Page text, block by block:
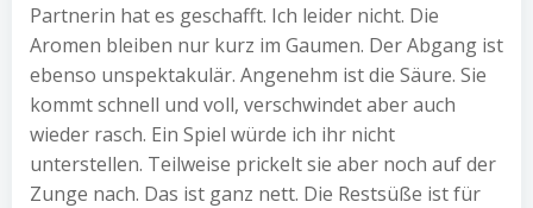
Partnerin hat es geschafft. Ich leider nicht. Die
Aromen bleiben nur kurz im Gaumen. Der Abgang ist
ebenso unspektakulär. Angenehm ist die Säure. Sie
kommt schnell und voll, verschwindet aber auch
wieder rasch. Ein Spiel würde ich ihr nicht
unterstellen. Teilweise prickelt sie aber noch auf der
Zunge nach. Das ist ganz nett. Die Restsüße ist für